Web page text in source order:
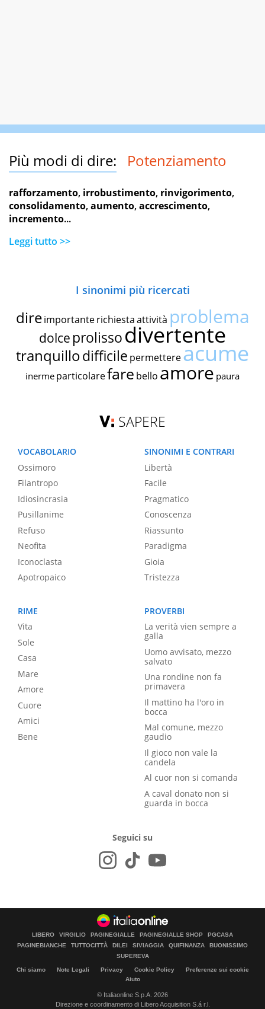
Più modi di dire: Potenziamento
rafforzamento, irrobustimento, rinvigorimento,
consolidamento,aumento,accrescimento,
incremento...
Leggi tutto >>
I sinonimi più ricercati
dire importante richiestaattività problema
dolce prolissodivertente
tranquillodifficile permettereacume
inerme particolarefare bello amore paura
SAPERE
VOCABOLARIO
Ossimoro
Filantropo
Idiosincrasia
Pusillanime
Refuso
Neofita
Iconoclasta
Apotropaico
SINONIMI E CONTRARI
Libertà
Facile
Pragmatico
Conoscenza
Riassunto
Paradigma
Gioia
Tristezza
RIME
Vita
Sole
Casa
Mare
Amore
Cuore
Amici
Bene
PROVERBI
La verità vien sempre a
galla
Uomo avvisato, mezzo
salvato
Una rondine non fa
primavera
Il mattino ha l'oro in
bocca
Mal comune, mezzo
gaudio
Il gioco non vale la
candela
Al cuor non si comanda
A caval donato non si
guarda in bocca
Seguici su
LIBERO VIRGILIO PAGINEGIALLE PAGINEGIALLE SHOP
PGCASA
PAGINEBIANCHE
TUTTOCITTÀ DILEI SIVIAGGIA QUIFINANZA
BUONISSIMO
SUPEREVA
Chi siamo Note Legali Privacy Cookie Policy
Preferenze sui cookie
Aiuto
© Italiaonline S.p.A. 2026
Direzione e coordinamento di Libero Acquisition S.á r.l.